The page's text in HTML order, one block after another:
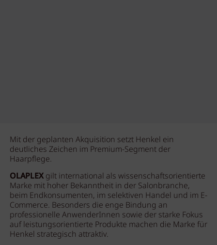
Mit der geplanten Akquisition setzt Henkel ein
deutliches Zeichen im Premium-Segment der
Haarpflege.
OLAPLEXgilt international als wissenschaftsorientierte
Marke mit hoher Bekanntheit in der Salonbranche,
beim Endkonsumenten, im selektiven Handel und im E-
Commerce. Besonders die enge Bindung an
professionelle AnwenderInnen sowie der starke Fokus
auf leistungsorientierte Produkte machen die Marke für
Henkel strategisch attraktiv.